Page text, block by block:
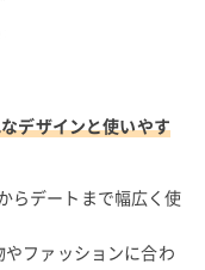
デザインと使いやす
らデートまで幅広く使
ファッションに合わ